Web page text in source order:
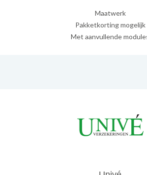
Maatwerk
Pakketkorting mogelijk
Met aanvullende